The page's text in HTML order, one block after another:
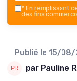
* En remplissant
des fins
Publié le 15/08/
par Pauline